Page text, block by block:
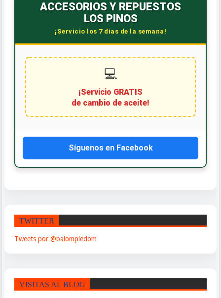
ACCESORIOS Y REPUESTOS
LOS PINOS
¡Servicio los 7 días de la semana!
💻
¡Servicio GRATIS
de cambio de aceite!
Síguenos en Facebook
TWITTER
Tweets por @balompiedom
VISITAS AL BLOG